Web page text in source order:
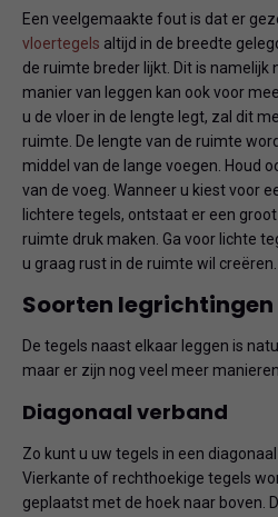
Een veelgemaakte fout is dat er
vloertegels altijd in de breedte
de ruimte breder lijkt. Dit is namelijk
manier van leggen kan ook voor
u de vloer in de lengte legt, zal dit
ruimte. De lengte van de ruimte
middel van de lange voegen. Houd
van de voeg. Wanneer u kiest voor
lichtere tegels, ontstaat er een
ruimte druk maken. Ga voor lichte
u graag rust in de ruimte wil creëren.
Soorten legrichtingen
De tegels naast elkaar leggen is
maar er zijn nog veel meer
Diagonaal verband
Zo kunt u uw tegels in een
Vierkante of rechthoekige tegels
geplaatst met de hoek naar boven.